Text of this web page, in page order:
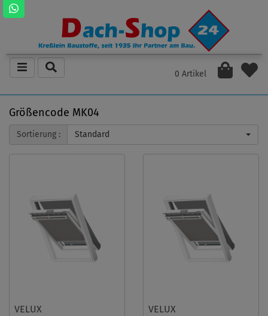
0 Artikel
Größencode MK04
Sortierung : Standard
VELUX
VELUX